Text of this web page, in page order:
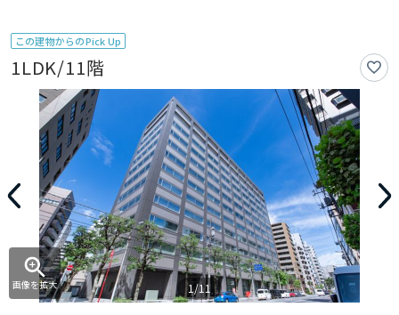
この建物からのPick Up
1LDK/11階
画像を拡大 1/11